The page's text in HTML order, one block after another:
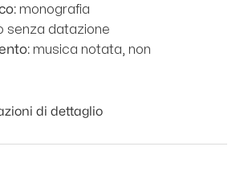
monografia
senza datazione
musica notata, non
di dettaglio